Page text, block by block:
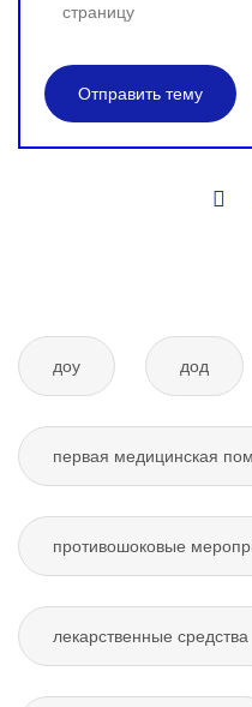
страницу
Отправить тему
доу дод
первая медицинская
противошоковые
лекарственные средства